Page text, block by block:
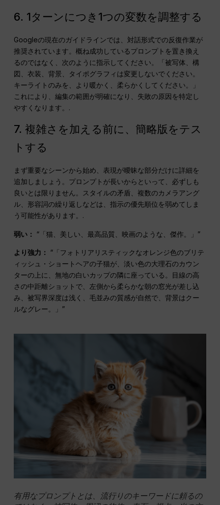
6. 1ターンにつき1つの変数を調整する
Googleの現在のガイドラインでは、対話形式での反復作業が
推奨されています。概ね成功しているプロンプトを置き換え
るのではなく、次のように指示してください。「被写体、構
図、衣装、背景、タイポグラフィは変更しないでください。
キーライトのみを、より暖かく、柔らかくしてください。」
これにより、編集の範囲が明確になり、失敗の原因を特定し
やすくなります。.
7. 複雑さを加える前に、簡略版をテス
トする
まず重要なシーンから始め、表現が曖昧な部分だけに詳細を
追加しましょう。プロンプトが長いからといって、必ずしも
良いとは限りません。スタイルの矛盾、複数のカメラアング
ル、形容詞の繰り返しなどは、指示の優先順位を弱めてしま
う可能性があります。.
弱い： “「猫、美しい、最高品質、映画のような、傑作。」”
より強力： “「フォトリアリスティックなオレンジ色のブリテ
ィッシュ・ショートヘアの子猫が、淡い色の大理石のカウン
ターの上に、無地の白いカップの隣に座っている。目線の高
さの中距離ショットで、左側から柔らかな朝の窓光が差し込
み、被写界深度は浅く、毛並みの質感が自然で、背景はクー
ルなグレー。」”
有用なプロンプトとは、流行りのキーワードに頼るの